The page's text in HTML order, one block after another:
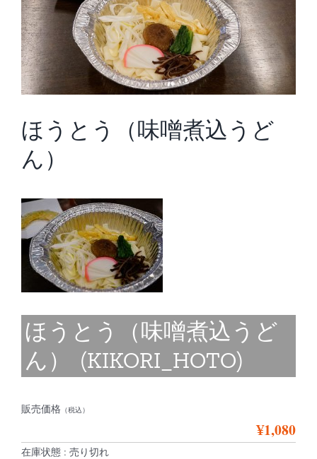
ほうとう（味噌煮込うど
ん）
ほうとう（味噌煮込うど
ん） (KIKORI_HOTO)
販売価格 （税込）
¥1,080
在庫状態 : 売り切れ